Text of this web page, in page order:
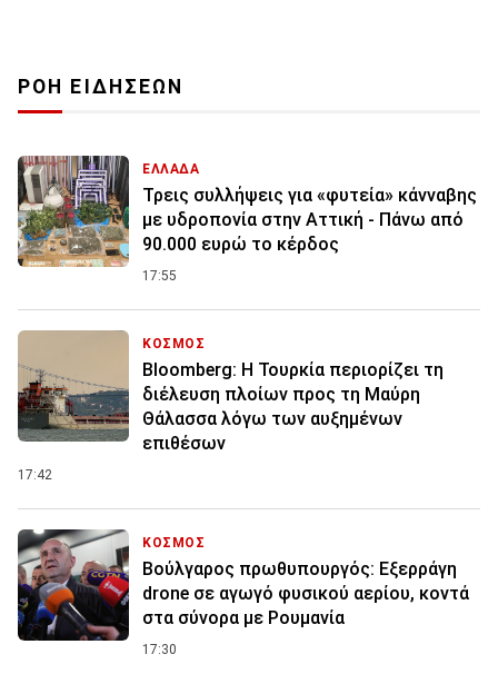
ΡΟΗ ΕΙΔΗΣΕΩΝ
ΕΛΛΑΔΑ
Τρεις συλλήψεις για «φυτεία» κάνναβης
με υδροπονία στην Αττική - Πάνω από
90.000 ευρώ το κέρδος
17:55
ΚΟΣΜΟΣ
Bloomberg: Η Τουρκία περιορίζει τη
διέλευση πλοίων προς τη Μαύρη
Θάλασσα λόγω των αυξημένων
επιθέσων
17:42
ΚΟΣΜΟΣ
Βούλγαρος πρωθυπουργός: Εξερράγη
drone σε αγωγό φυσικού αερίου, κοντά
στα σύνορα με Ρουμανία
17:30